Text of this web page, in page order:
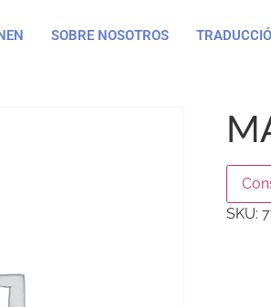
SOBRE NOSOTROS
SKU: